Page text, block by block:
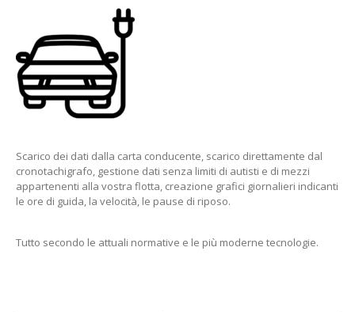
Scarico dei dati dalla carta conducente, scarico direttamente dal
cronotachigrafo, gestione dati senza limiti di autisti e di mezzi
appartenenti alla vostra flotta, creazione grafici giornalieri indicanti
le ore di guida, la velocità, le pause di riposo.
Tutto secondo le attuali normative e le più moderne tecnologie.